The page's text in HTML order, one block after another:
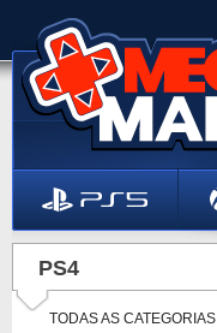
PS4
TODAS AS CATEGORIAS